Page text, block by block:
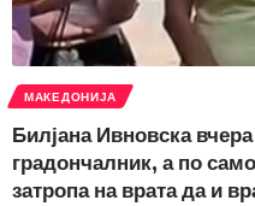
МАКЕДОНИЈА
Билјана Ивновска
градончалник, а по
затропа на врата да и